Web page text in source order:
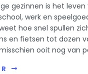
gezinnen is het leven
werk en
hoe snel spullen
en fietsen tot dozen
ooit nog van